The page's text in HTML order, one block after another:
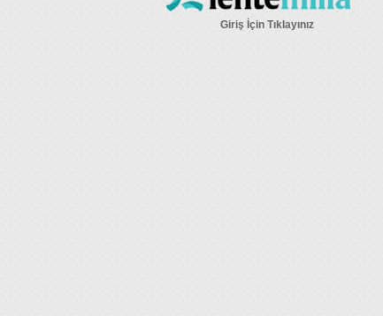
Giriş İçin Tıklayınız